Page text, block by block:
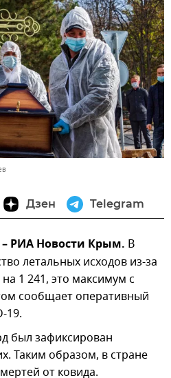
Дзен Telegram
РИА Новости Крым. В
летальных исходов из-за
1 241, это максимум с
сообщает оперативный
19.
был зафиксирован
Таким образом, в стране
от ковида.